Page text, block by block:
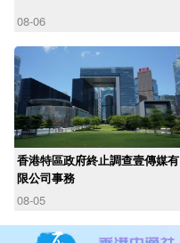
08-06
香港特區政府終止調查壹傳媒有
限公司事務
08-05